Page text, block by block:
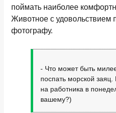
поймать наиболее
Животное с удовольствием
фотографу.
- Что может быть
поспать морской
на работника в
вашему?)